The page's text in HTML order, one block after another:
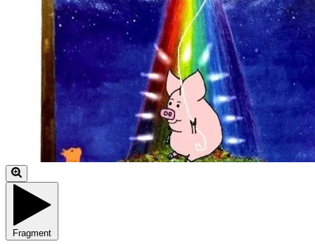
Fragment